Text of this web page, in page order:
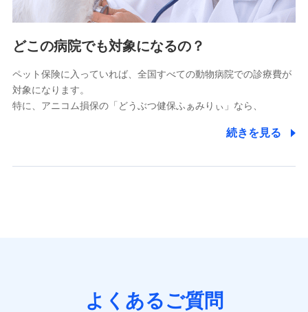
各種お問い合わせに対応するため
をお送りするため
アンケートの送付のため
分析するため
当社の対応品質向上やお問い合わせ内容の正確な把握のため
個人情報保護管理者の職名、連絡先
株式会社ドコモ・インシュアランス 営業部長
当社は利用目的の達成に必要な範囲内において個人情報
どこの病院でも対象になるの？
ペット保険に入っていれば、全国すべての動物病院での診療費が
対象になります。
特に、アニコム損保の「どうぶつ健保ふぁみりぃ」なら、
続きを見る
よくあるご質問